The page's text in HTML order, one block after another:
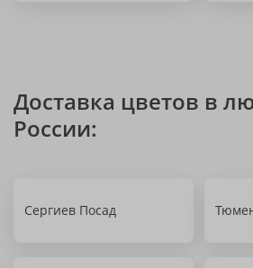
Доставка цветов в
России:
Сергиев Посад